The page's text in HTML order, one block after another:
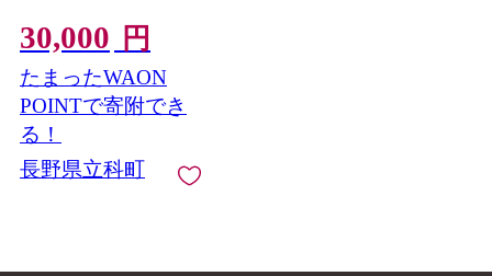
30,000 円
たまったWAON
POINTで寄附でき
る！
長野県立科町